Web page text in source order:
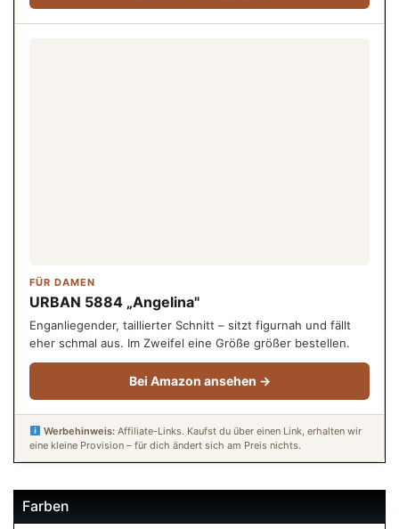
FÜR DAMEN
URBAN 5884 „Angelina"
Enganliegender, taillierter Schnitt – sitzt figurnah und fällt
eher schmal aus. Im Zweifel eine Größe größer bestellen.
Bei Amazon ansehen →
Werbehinweis:Affiliate-Links. Kaufst du über einen Link, erhalten wir
eine kleine Provision – für dich ändert sich am Preis nichts.
Farben